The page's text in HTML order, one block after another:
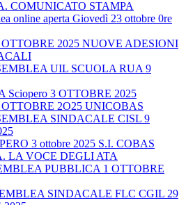
COMUNICATO STAMPA
online aperta Giovedì 23 ottobre 0re
OTTOBRE 2025 NUOVE ADESIONI
UIL SCUOLA RUA 9
Sciopero 3 OTTOBRE 2025
OTTOBRE 2O25 UNICOBAS
SINDACALE CISL 9
3 ottobre 2025 S.I. COBAS
LA VOCE DEGLI ATA
PUBBLICA 1 OTTOBRE
SINDACALE FLC CGIL 29